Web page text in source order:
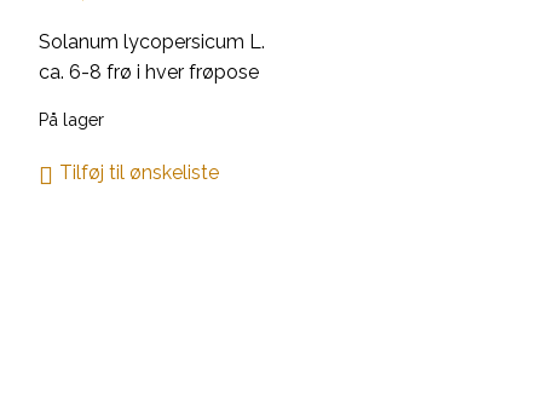
Solanum lycopersicum L.
ca. 6-8 frø i hver frøpose
På lager
Tilføj til ønskeliste